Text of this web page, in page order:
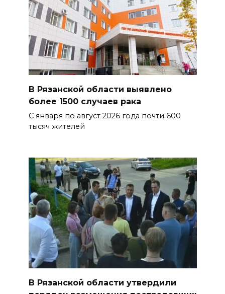
В Рязанской области выявлено
более 1500 случаев рака
С января по август 2026 года почти 600
тысяч жителей
В Рязанской области утвердили